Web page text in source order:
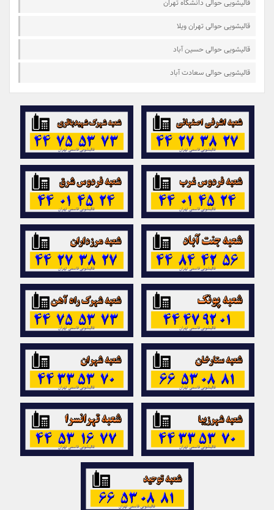
قالیشویی حوالی دانشگاه تهران
قالیشویی حوالی تهران ویلا
قالیشویی حوالی حسین آباد
قالیشویی حوالی سعادت آباد